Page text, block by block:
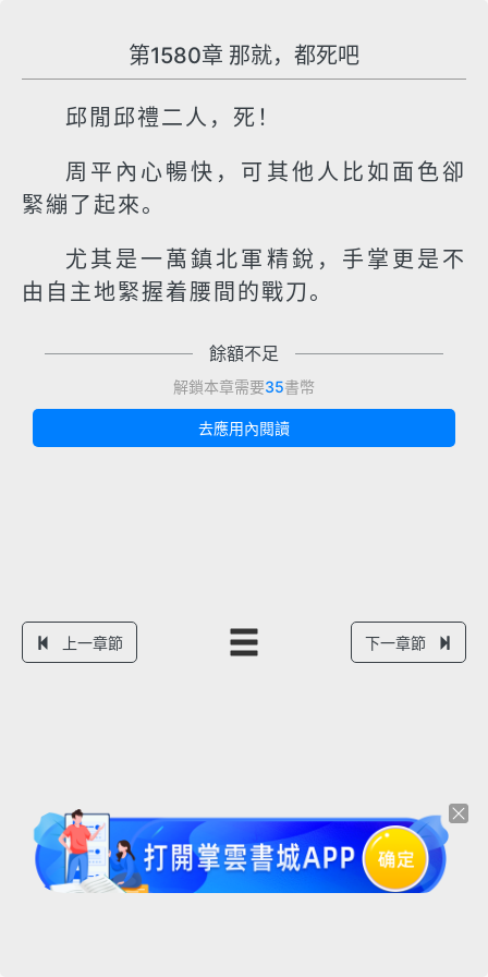
第1580章 那就，都死吧
邱閒邱禮二人，死！
周平內心暢快，可其他人比如面色卻
緊繃了起來。
尤其是一萬鎮北軍精銳，手掌更是不
由自主地緊握着腰間的戰刀。
餘額不足
解鎖本章需要35書幣
去應用內閱讀
上一章節 下一章節